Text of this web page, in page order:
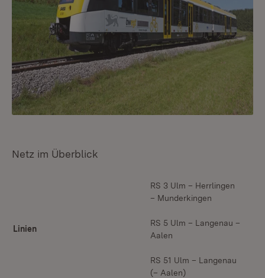
Netz im Überblick
Linien
RS 3 Ulm – Herrlingen
– Munderkingen
RS 5 Ulm – Langenau –
Aalen
RS 51 Ulm – Langenau
(– Aalen)